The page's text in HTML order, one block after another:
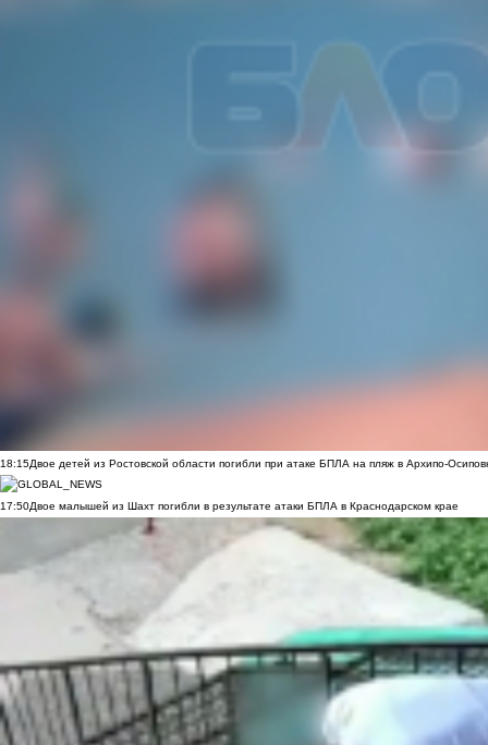
18:15Двое детей из Ростовской области погибли при атаке БПЛА на пляж в Архипо-
17:50Двое малышей из Шахт погибли в результате атаки БПЛА в Краснодарском крае